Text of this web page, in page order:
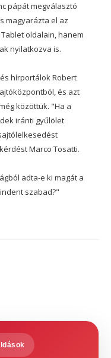
pápát megválasztó
magyarázta el az
oldalain, hanem
nyilatkozva is.
hírportálok Robert
és azt
közöttük. "Ha a
iránti gyűlölet
Marco Tosatti.
adta-e ki magát a
szabad?"